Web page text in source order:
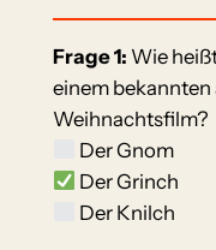
Frage 1: Wie
einem
Weihnachtsfilm?
Der Gnom
Der Grinch
Der Knilch